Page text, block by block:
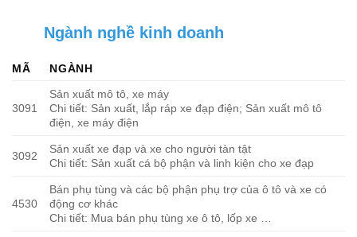
Ngành nghề kinh doanh
MÃ NGÀNH
3091
Sản xuất mô tô, xe máy
Chi tiết: Sản xuất, lắp ráp xe đạp điện; Sản xuất mô tô
điện, xe máy điện
3092
Sản xuất xe đạp và xe cho người tàn tật
Chi tiết: Sản xuất cá bộ phận và linh kiện cho xe đạp
4530
Bán phụ tùng và các bộ phận phụ trợ của ô tô và xe có
động cơ khác
Chi tiết: Mua bán phụ tùng xe ô tô, lốp xe …